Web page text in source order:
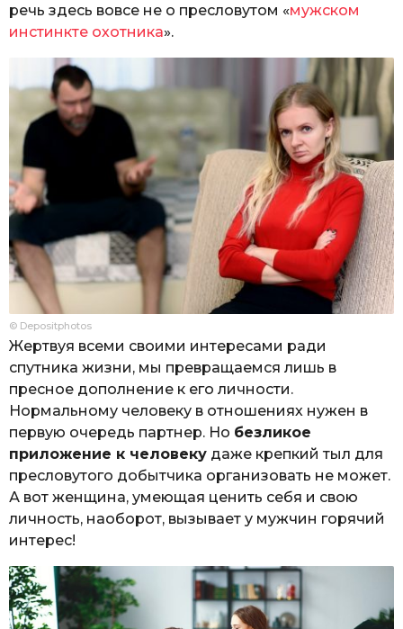
речь здесь вовсе не о пресловутом «мужском
инстинкте охотника».
© Depositphotos
Жертвуя всеми своими интересами ради
спутника жизни, мы превращаемся лишь в
пресное дополнение к его личности.
Нормальному человеку в отношениях нужен в
первую очередь партнер. Но безликое
приложение к человеку даже крепкий тыл для
пресловутого добытчика организовать не может.
А вот женщина, умеющая ценить себя и свою
личность, наоборот, вызывает у мужчин горячий
интерес!